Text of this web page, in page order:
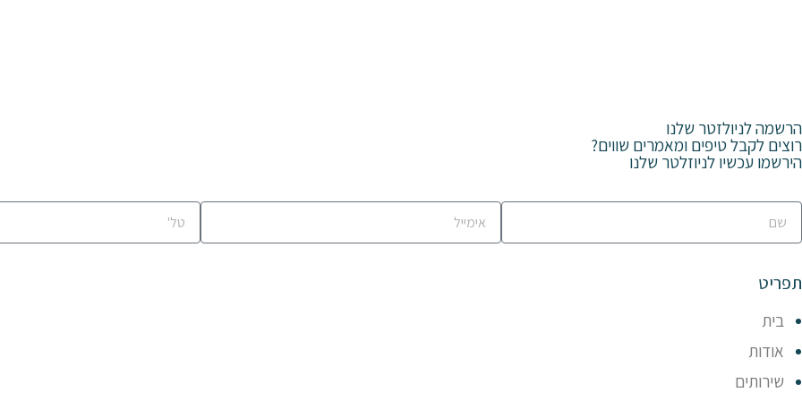
הרשמה לניולזטר שלנו
רוצים לקבל טיפים ומאמרים שווים?
הירשמו עכשיו לניוזלטר שלנו
תפריט
בית
אודות
שירותים